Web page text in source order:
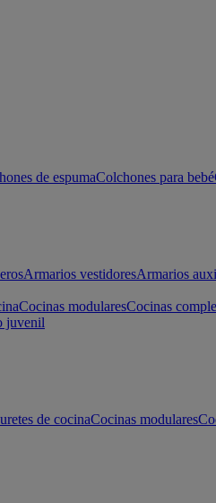
de espumaColchones para bebé
Armarios vestidoresArmarios
Cocinas modularesCocinas
juvenil
de cocinaCocinas modulares